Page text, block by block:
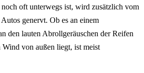
oft unterwegs ist, wird zusätzlich vom
genervt. Ob es an einem
den lauten Abrollgeräuschen der Reifen
Wind von außen liegt, ist meist